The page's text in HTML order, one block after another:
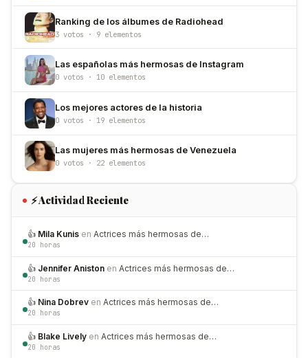
Ranking de los álbumes de Radiohead
3 votos · 9 elementos
Las españolas más hermosas de Instagram
0 votos · 10 elementos
Los mejores actores de la historia
0 votos · 19 elementos
Las mujeres más hermosas de Venezuela
0 votos · 22 elementos
⚡ Actividad Reciente
👍 Mila Kunis en Actrices más hermosas de…
20 horas
👍 Jennifer Aniston en Actrices más hermosas de…
20 horas
👍 Nina Dobrev en Actrices más hermosas de…
20 horas
👍 Blake Lively en Actrices más hermosas de…
20 horas